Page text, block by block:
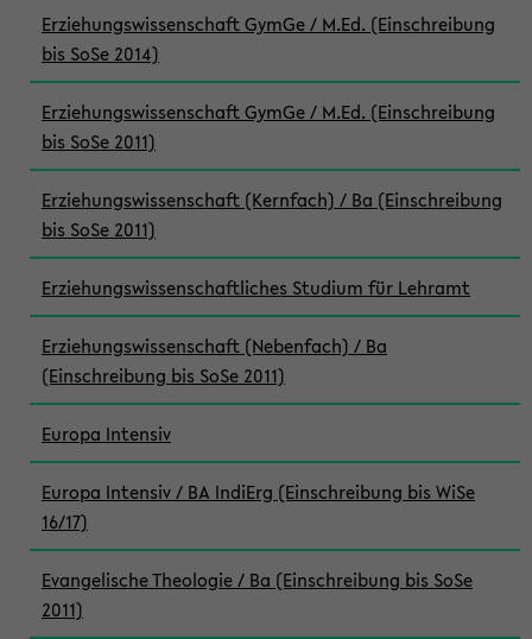
Erziehungswissenschaft GymGe / M.Ed. (Einschreibung
bis SoSe 2014)
Erziehungswissenschaft GymGe / M.Ed. (Einschreibung
bis SoSe 2011)
Erziehungswissenschaft (Kernfach) / Ba (Einschreibung
bis SoSe 2011)
Erziehungswissenschaftliches Studium für Lehramt
Erziehungswissenschaft (Nebenfach) / Ba
(Einschreibung bis SoSe 2011)
Europa Intensiv
Europa Intensiv / BA IndiErg (Einschreibung bis WiSe
16/17)
Evangelische Theologie / Ba (Einschreibung bis SoSe
2011)